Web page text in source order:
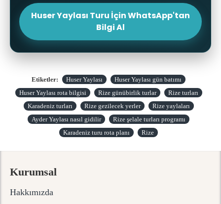
Huser Yaylası Turu İçin WhatsApp'tan
Bilgi Al
Etiketler: Huser Yaylası
Huser Yaylası gün batımı
Huser Yaylası rota bilgisi
Rize günübirlik turlar
Rize turları
Karadeniz turları
Rize gezilecek yerler
Rize yaylaları
Ayder Yaylası nasıl gidilir
Rize şelale turları programı
Karadeniz turu rota planı
Rize
Kurumsal
Hakkımızda